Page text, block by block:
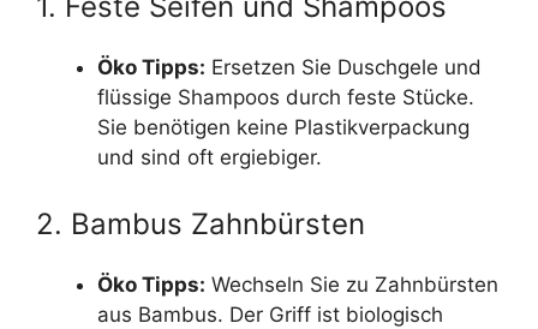
Öko Tipps: Ersetzen Sie Duschgele und
flüssige Shampoos durch feste Stücke.
Sie benötigen keine Plastikverpackung
und sind oft ergiebiger.
2. Bambus Zahnbürsten
Öko Tipps: Wechseln Sie zu Zahnbürsten
aus Bambus. Der Griff ist biologisch